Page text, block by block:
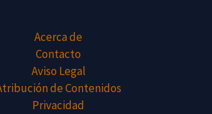
Acerca de
Contacto
Aviso Legal
de Contenidos
Privacidad